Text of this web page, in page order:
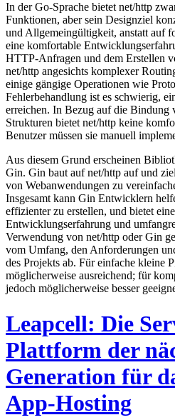
In der Go-Sprache bietet net/http
Funktionen, aber sein Designziel
und Allgemeingültigkeit, anstatt auf
eine komfortable
HTTP-Anfragen und dem Erstellen
net/http angesichts komplexer
einige gängige Operationen wie
Fehlerbehandlung ist es schwierig,
erreichen. In Bezug auf die Bindung
Strukturen bietet net/http keine
Benutzer müssen sie manuell
Aus diesem Grund erscheinen
Gin. Gin baut auf net/http auf und
von Webanwendungen zu
Insgesamt kann Gin Entwicklern
effizienter zu erstellen, und bietet
Entwicklungserfahrung und
Verwendung von net/http oder Gin
vom Umfang, den Anforderungen
des Projekts ab. Für einfache kleine
möglicherweise ausreichend; für
jedoch möglicherweise besser
Leapcell: Die
Plattform der
Generation für
App-Hosting